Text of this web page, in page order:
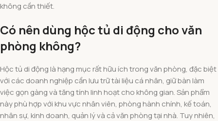
không cần thiết.
Có nên dùng hộc tủ di động cho văn
phòng không?
Hộc tủ di động là hạng mục rất hữu ích trong văn phòng, đặc biệt
với các doanh nghiệp cần lưu trữ tài liệu cá nhân, giữ bàn làm
việc gọn gàng và tăng tính linh hoạt cho không gian. Sản phẩm
này phù hợp với khu vực nhân viên, phòng hành chính, kế toán,
nhân sự, kinh doanh, quản lý và cả văn phòng tại nhà. Tuy nhiên,